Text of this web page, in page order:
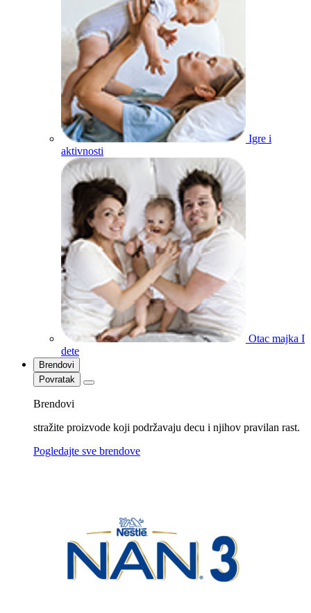
Igre i
aktivnosti
Otac majka I
dete
Brendovi
Povratak
Brendovi
stražite proizvode koji podržavaju decu i njihov pravilan rast.
Pogledajte sve brendove